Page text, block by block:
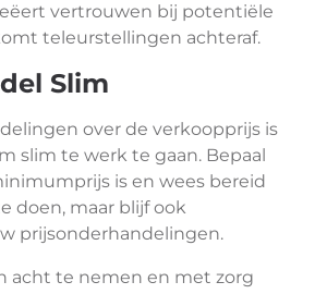
vertrouwen bij potentiële
teleurstellingen achteraf.
Slim
over de verkoopprijs is
slim te werk te gaan. Bepaal
is en wees bereid
doen, maar blijf ook
prijsonderhandelingen.
acht te nemen en met zorg